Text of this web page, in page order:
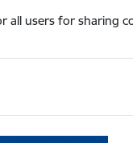
all users for sharing